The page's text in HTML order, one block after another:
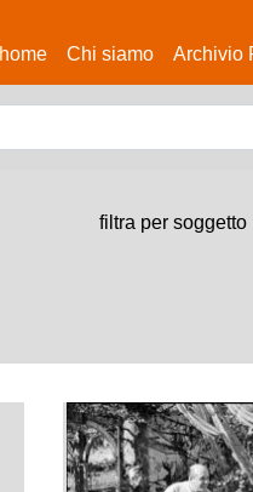
home(current)
Chi siamo Archivio
filtra per soggetto